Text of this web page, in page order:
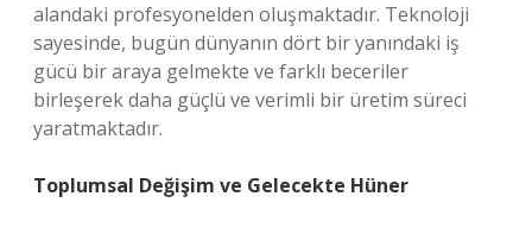
alandaki profesyonelden oluşmaktadır. Teknoloji
sayesinde, bugün dünyanın dört bir yanındaki iş
gücü bir araya gelmekte ve farklı beceriler
birleşerek daha güçlü ve verimli bir üretim süreci
yaratmaktadır.
Toplumsal Değişim ve Gelecekte Hüner